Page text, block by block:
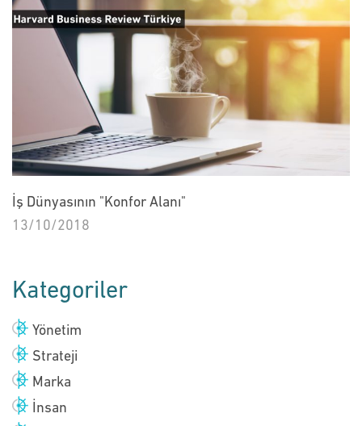
İş Dünyasının "Konfor Alanı"
13/10/2018
Kategoriler
Yönetim
Strateji
Marka
İnsan